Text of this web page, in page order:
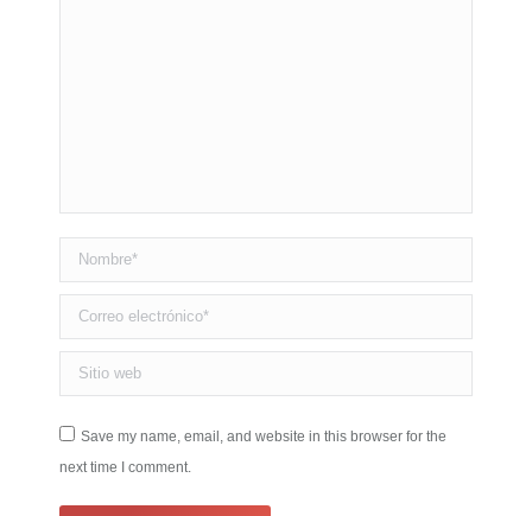
Nombre *
Correo electrónico *
Sitio web
Save my name, email, and website in this browser for the
next time I comment.